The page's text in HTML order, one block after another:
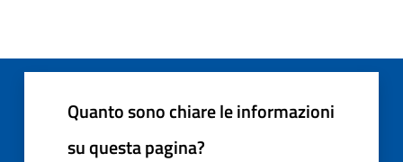
Quanto sono chiare le informazioni
su questa pagina?